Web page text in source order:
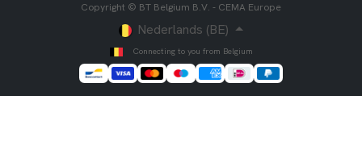
Copyright © BT Belgium B.V. - CEMA Europe
Nederlands (BE)
Connecting to you from Belgium